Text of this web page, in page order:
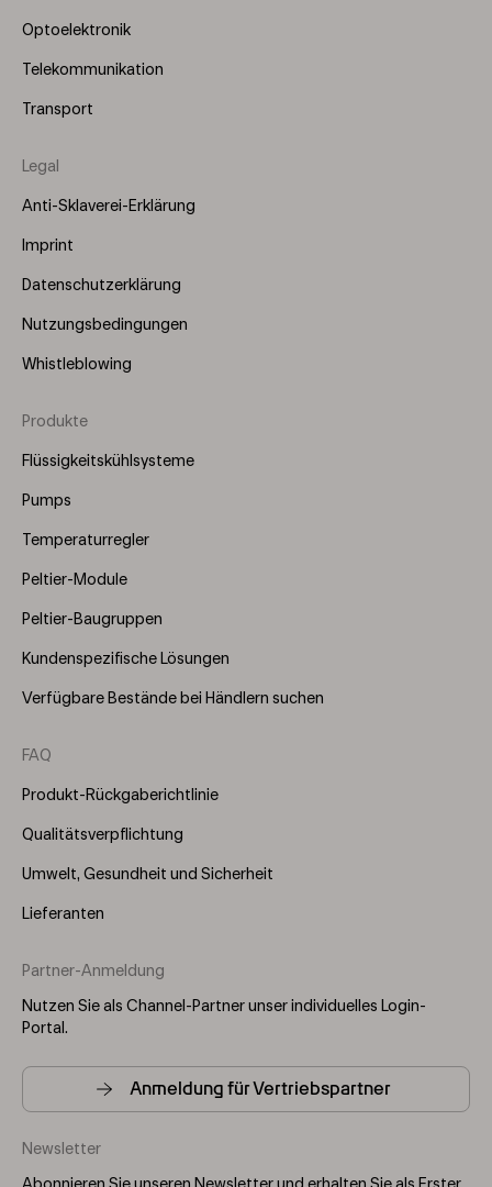
Optoelektronik
Telekommunikation
Transport
Legal
Anti-Sklaverei-Erklärung
Imprint
Datenschutzerklärung
Nutzungsbedingungen
Whistleblowing
Footer
Menu
Produkte
Flüssigkeitskühlsysteme
Pumps
Temperaturregler
Peltier-Module
Peltier-Baugruppen
Kundenspezifische Lösungen
Verfügbare Bestände bei Händlern suchen
FAQ
Produkt-Rückgaberichtlinie
Qualitätsverpflichtung
Umwelt, Gesundheit und Sicherheit
Lieferanten
Partner-Anmeldung
Nutzen Sie als Channel-Partner unser individuelles Login-
Portal.
Anmeldung für Vertriebspartner
Newsletter